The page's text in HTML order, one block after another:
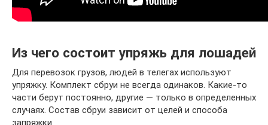
Из чего состоит упряжь для лошадей
Для перевозок грузов, людей в телегах используют
упряжку. Комплект сбруи не всегда одинаков. Какие-то
части берут постоянно, другие — только в определенных
случаях. Состав сбруи зависит от целей и способа
запряжки.